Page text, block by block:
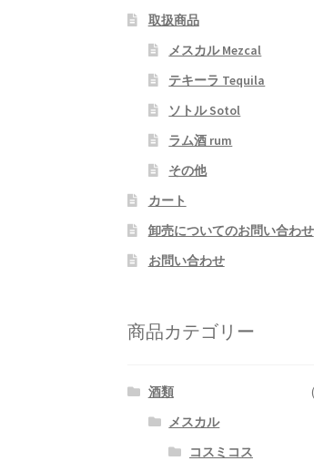
取扱商品
メスカル Mezcal
テキーラ Tequila
ソトル Sotol
ラム酒 rum
その他
カート
卸売についてのお問い合わせ
お問い合わせ
商品カテゴリー
酒類
メスカル
コスミコス